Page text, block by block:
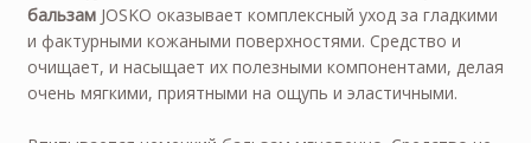
бальзам JOSKO оказывает комплексный уход за гладкими
и фактурными кожаными поверхностями. Средство и
очищает, и насыщает их полезными компонентами, делая
очень мягкими, приятными на ощупь и эластичными.